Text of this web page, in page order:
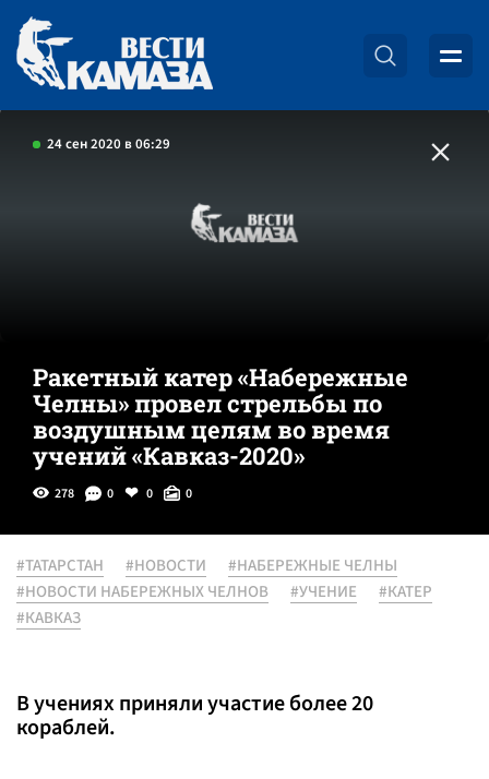
24 сен 2020 в 06:29
Ракетный катер «Набережные
Челны» провел стрельбы по
воздушным целям во время
учений «Кавказ-2020»
278 0 0 0
#ТАТАРСТАН #НОВОСТИ
#НАБЕРЕЖНЫЕ ЧЕЛНЫ
#НОВОСТИ НАБЕРЕЖНЫХ ЧЕЛНОВ
#УЧЕНИЕ
#КАТЕР
#КАВКАЗ
В учениях приняли участие более 20
кораблей.